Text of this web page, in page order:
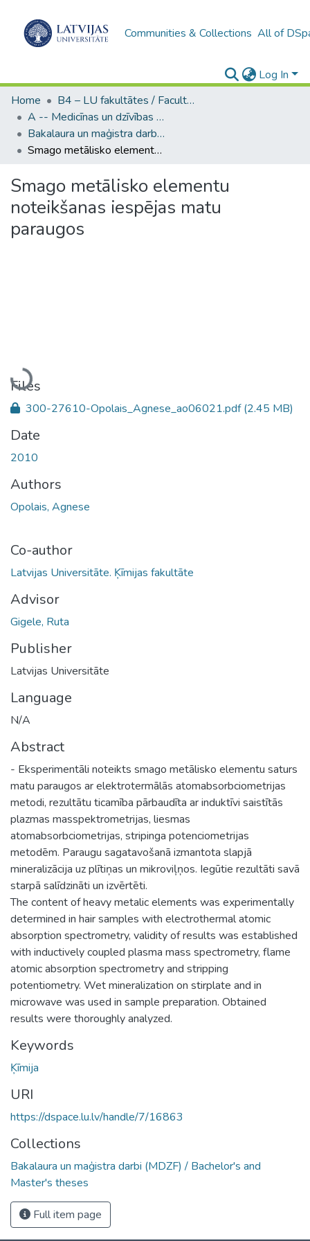
Communities & Collections All of
Log In
Home
B4 – LU fakultātes / Faculties of the UL
A -- Medicīnas un dzīvības zinātņu fakultāte / Faculty of Medicine and Life Sciences
Bakalaura un maģistra darbi (MDZF) / Bachelor's and Master's theses
Smago metālisko elementu noteikšanas iespējas matu paraugos
Smago metālisko elementu
noteikšanas iespējas matu
paraugos
Loading...
Files
300-27610-Opolais_Agnese_ao06021.pdf(2.45 MB)
Date
2010
Authors
Opolais, Agnese
Co-author
Latvijas Universitāte. Ķīmijas fakultāte
Advisor
Gigele, Ruta
Publisher
Latvijas Universitāte
Language
N/A
Abstract
- Eksperimentāli noteikts smago metālisko elementu saturs
matu paraugos ar elektrotermālās atomabsorbciometrijas
metodi, rezultātu ticamība pārbaudīta ar induktīvi saistītās
plazmas masspektrometrijas, liesmas
atomabsorbciometrijas, stripinga potenciometrijas
metodēm. Paraugu sagatavošanā izmantota slapjā
mineralizācija uz plītiņas un mikroviļņos. Iegūtie rezultāti savā
starpā salīdzināti un izvērtēti.
The content of heavy metalic elements was experimentally
determined in hair samples with electrothermal atomic
absorption spectrometry, validity of results was established
with inductively coupled plasma mass spectrometry, flame
atomic absorption spectrometry and stripping
potentiometry. Wet mineralization on stirplate and in
microwave was used in sample preparation. Obtained
results were thoroughly analyzed.
Keywords
Ķīmija
URI
https://dspace.lu.lv/handle/7/16863
Collections
Bakalaura un maģistra darbi (MDZF) / Bachelor's and
Master's theses
Full item page